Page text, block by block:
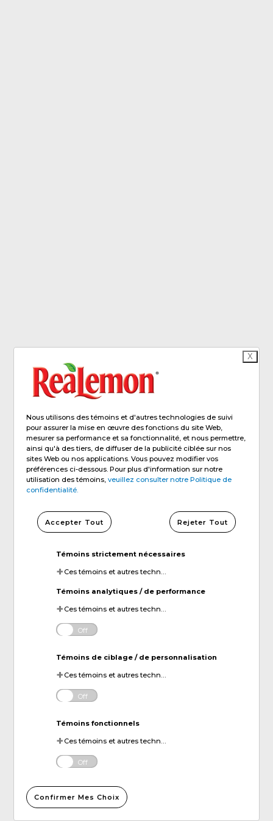
Nous utilisons des témoins et d'autres technologies de suivi
pour assurer la mise en œuvre des fonctions du site Web,
mesurer sa performance et sa fonctionnalité, et nous permettre,
ainsi qu'à des tiers, de diffuser de la publicité ciblée sur nos
sites Web ou nos applications. Vous pouvez modifier vos
préférences ci-dessous. Pour plus d'information sur notre
utilisation des témoins,veuillez consulter notre Politique de
confidentialité.
Accepter Tout Rejeter Tout
Témoins strictement nécessaires
Ces témoins et autres technologies de suivi sont essentiels au fonctionnement du site Web de KDP. Ils permettent le chargement et le fonctionnement adéquats des fonctionnalités du site Web.
Témoins analytiques / de performance
Off
Témoins de ciblage / de personnalisation
Ces témoins et autres technologies de suivi permettent à KDP de diffuser des publicités numériques adaptées à vos centres d'intérêt. Ces informations peuvent être partagées avec des plateformes publicitaires tierces afin de vous fournir un contenu personnalisé.
Off
Témoins fonctionnels
Ces témoins et autres technologies de suivi permettent à KDP d'améliorer votre expérience sur le site Web en mémorisant vos préférences et vos paramètres. Par exemple, ils peuvent mémoriser vos identifiants de connexion pour votre compte ou les articles ajoutés à votre panier d'achat en ligne.
Off
Confirmer Mes Choix
X